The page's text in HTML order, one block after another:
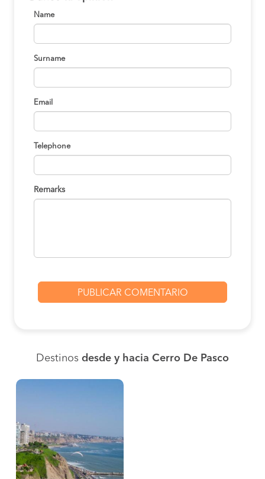
Name
Surname
Email
Telephone
Remarks
Destinos desde y hacia Cerro De Pasco